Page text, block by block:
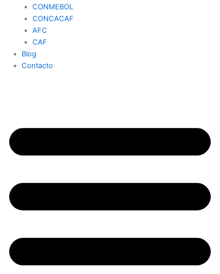
CONMEBOL
CONCACAF
AFC
CAF
Blog
Contacto